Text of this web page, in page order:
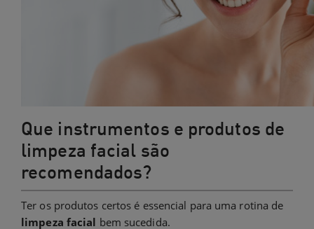
Que instrumentos e produtos de
limpeza facial são
recomendados?
Ter os produtos certos é essencial para uma rotina de
limpeza facial bem sucedida.